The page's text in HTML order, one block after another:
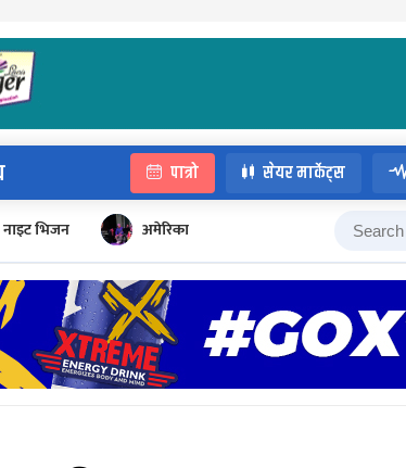
पात्रो सेयर मार्केट्स
नाइट भिजन अमेरिका